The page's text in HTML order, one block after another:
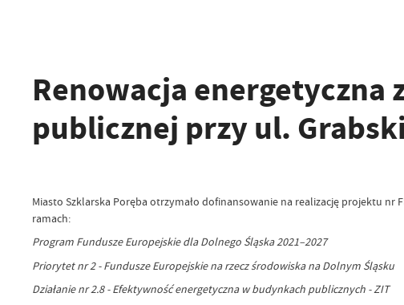
Renowacja
publicznej przy ul.
Miasto Szklarska Poręba otrzymało dofinansowanie na realizację projektu nr
ramach:
Program Fundusze Europejskie dla Dolnego Śląska 2021–2027
Priorytet nr 2 - Fundusze Europejskie na rzecz środowiska na Dolnym Śląsku
Działanie nr 2.8 - Efektywność energetyczna w budynkach publicznych - ZIT